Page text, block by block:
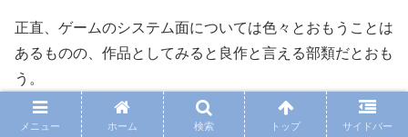
正直、ゲームのシステム面については色々とおもうことは
あるものの、作品としてみると良作と言える部類だとおも
う。
メニュー ホーム 検索 トップ サイドバー